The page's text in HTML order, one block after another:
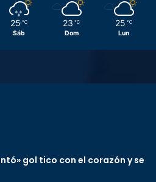
25 ℃
Sáb
23 ℃
Dom
25 ℃
Lun
gol tico con el corazón y se